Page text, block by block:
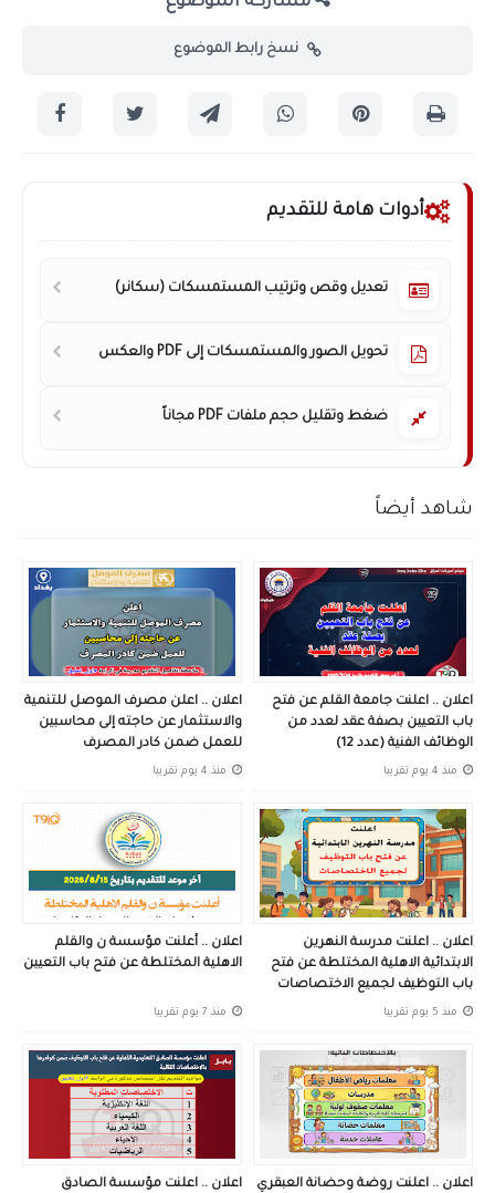
نسخ رابط الموضوع
أدوات هامة للتقديم
تعديل وقص وترتيب المستمسكات (سكانر)
تحويل الصور والمستمسكات إلى PDF والعكس
ضغط وتقليل حجم ملفات PDF مجاناً
شاهد أيضاً
اعلان .. اعلنت جامعة القلم عن فتح
باب التعيين بصفة عقد لعدد من
الوظائف الفنية (عدد 12)
منذ 4 يوم تقريبا
اعلان .. اعلن مصرف الموصل للتنمية
والاستثمار عن حاجته إلى محاسبين
للعمل ضمن كادر المصرف
منذ 4 يوم تقريبا
اعلان .. اعلنت مدرسة النهرين
الابتدائية الاهلية المختلطة عن فتح
باب التوظيف لجميع الاختصاصات
منذ 5 يوم تقريبا
اعلان .. أعلنت مؤسسة ن والقلم
الاهلية المختلطة عن فتح باب التعيين
منذ 7 يوم تقريبا
اعلان .. اعلنت روضة وحضانة العبقري
اعلان .. اعلنت مؤسسة الصادق